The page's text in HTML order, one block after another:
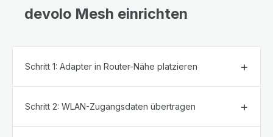
devolo Mesh einrichten
Schritt 1: Adapter in Router-Nähe platzieren
Schritt 2: WLAN-Zugangsdaten übertragen